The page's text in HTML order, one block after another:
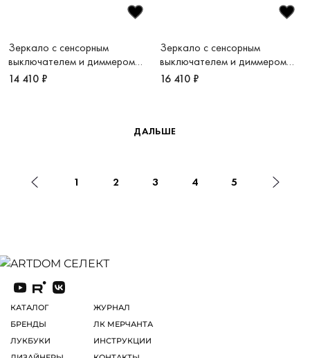
Зеркало c сенсорным
выключателем и диммером
600х1000 LED VLM-3AU100B
14 410 ₽
Зеркало c сенсорным
выключателем и диммером
600х1000 LED VLM-
16 410 ₽
ДАЛЬШЕ
1 2 3 4 5
КАТАЛОГ
БРЕНДЫ
ЛУКБУКИ
ЖУРНАЛ
ЛК МЕРЧАНТА
ИНСТРУКЦИИ